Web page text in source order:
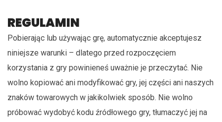
REGULAMIN
Pobierając lub używając grę, automatycznie akceptujesz
niniejsze warunki – dlatego przed rozpoczęciem
korzystania z gry powinieneś uważnie je przeczytać. Nie
wolno kopiować ani modyfikować gry, jej części ani naszych
znaków towarowych w jakikolwiek sposób. Nie wolno
próbować wydobyć kodu źródłowego gry, tłumaczyć jej na